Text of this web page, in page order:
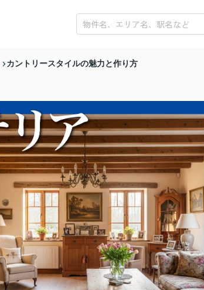
カントリースタイルの魅力と作り方